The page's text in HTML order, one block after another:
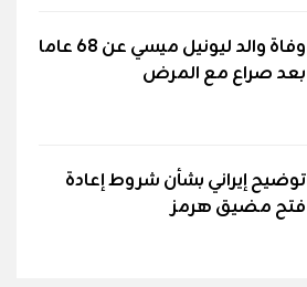
وفاة والد ليونيل ميسي عن 68 عاما
بعد صراع مع المرض
توضيح إيراني بشأن شروط إعادة
فتح مضيق هرمز